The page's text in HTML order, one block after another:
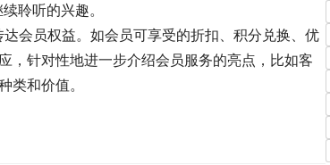
聆听的兴趣。
会员权益。如会员可享受的折扣、积分兑换、优
，针对性地进一步介绍会员服务的亮点，比如客
类和价值。